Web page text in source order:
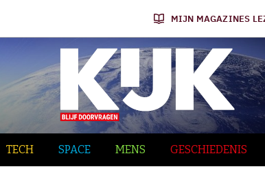
MIJN MAGAZINES
TECH SPACE MENS GESCHIEDENIS